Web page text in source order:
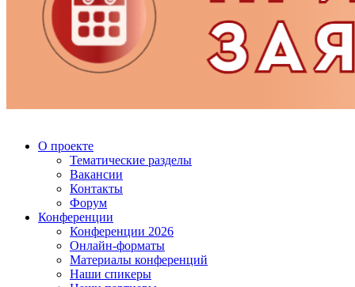
О проекте
Тематические разделы
Вакансии
Контакты
Форум
Конференции
Конференции 2026
Онлайн-форматы
Материалы конференций
Наши спикеры